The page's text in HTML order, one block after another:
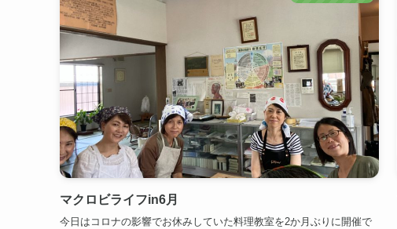
マクロビライフin6月
今日はコロナの影響でお休みしていた料理教室を2か月ぶりに開催で